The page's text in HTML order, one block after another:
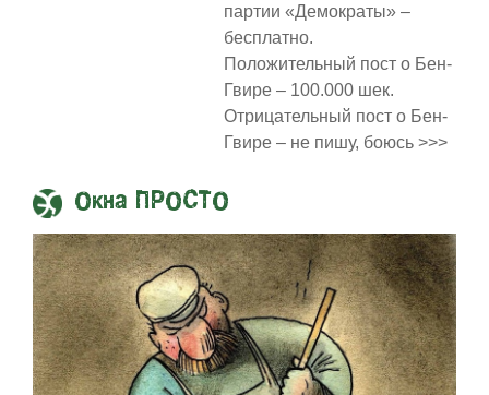
партии «Демократы» –
бесплатно.
Положительный пост о Бен-
Гвире – 100.000 шек.
Отрицательный пост о Бен-
Гвире – не пишу, боюсь >>>
Окна ПРОСТО